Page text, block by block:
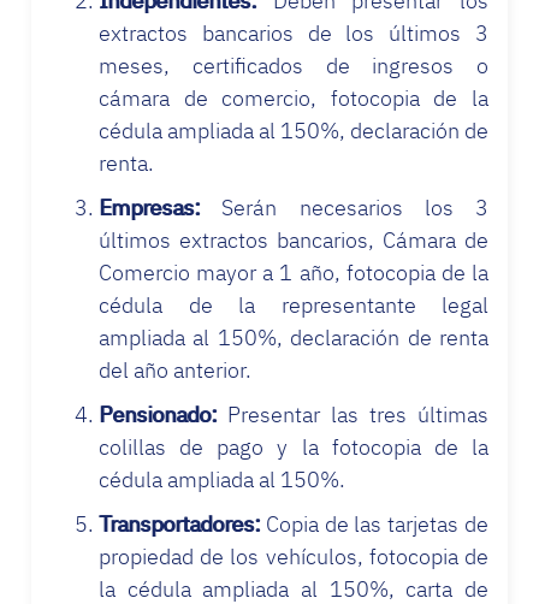
extractos bancarios de los últimos 3
meses, certificados de ingresos o
cámara de comercio, fotocopia de la
cédula ampliada al 150%, declaración de
renta.
Empresas: Serán necesarios los 3
últimos extractos bancarios, Cámara de
Comercio mayor a 1 año, fotocopia de la
cédula de la representante legal
ampliada al 150%, declaración de renta
del año anterior.
Pensionado: Presentar las tres últimas
colillas de pago y la fotocopia de la
cédula ampliada al 150%.
Transportadores: Copia de las tarjetas de
propiedad de los vehículos, fotocopia de
la cédula ampliada al 150%, carta de